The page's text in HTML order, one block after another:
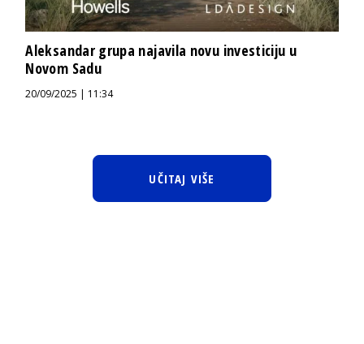
Aleksandar grupa najavila novu investiciju u
Novom Sadu
20/09/2025 | 11:34
UČITAJ VIŠE